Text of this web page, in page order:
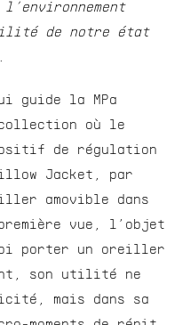
de notre état
guide la MPa
où le
de régulation
Jacket, par
amovible dans
vue, l’objet
porter un oreiller
son utilité ne
mais dans sa